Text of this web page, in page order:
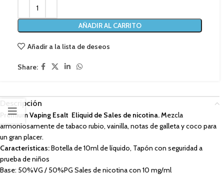
AÑADIR AL CARRITO
Añadir a la lista de deseos
Share:
Descripción
Premium Vaping Esalt Eliquid de Sales de nicotina. Mezcla
armoniosamente de tabaco rubio, vainilla, notas de galleta y coco para
un gran placer.
Características:Botella de 10ml de líquido, Tapón con seguridad a
prueba de niños
Base: 50%VG / 50%PG Sales de nicotina con 10 mg/ml